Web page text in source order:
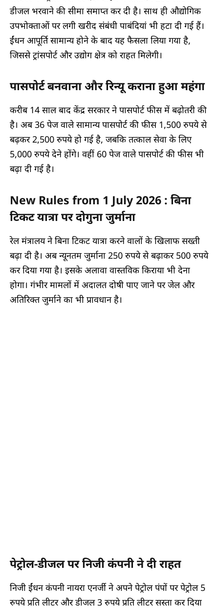
डीजल भरवाने की सीमा समाप्त कर दी है। साथ ही औद्योगिक
उपभोक्ताओं पर लगी खरीद संबंधी पाबंदियां भी हटा दी गई हैं।
ईंधन आपूर्ति सामान्य होने के बाद यह फैसला लिया गया है,
जिससे ट्रांसपोर्ट और उद्योग क्षेत्र को राहत मिलेगी।
पासपोर्ट बनवाना और रिन्यू कराना हुआ महंगा
करीब 14 साल बाद केंद्र सरकार ने पासपोर्ट फीस में बढ़ोतरी की
है। अब 36 पेज वाले सामान्य पासपोर्ट की फीस 1,500 रुपये से
बढ़कर 2,500 रुपये हो गई है, जबकि तत्काल सेवा के लिए
5,000 रुपये देने होंगे। वहीं 60 पेज वाले पासपोर्ट की फीस भी
बढ़ा दी गई है।
New Rules from 1 July 2026 : बिना
टिकट यात्रा पर दोगुना जुर्माना
रेल मंत्रालय ने बिना टिकट यात्रा करने वालों के खिलाफ सख्ती
बढ़ा दी है। अब न्यूनतम जुर्माना 250 रुपये से बढ़ाकर 500 रुपये
कर दिया गया है। इसके अलावा वास्तविक किराया भी देना
होगा। गंभीर मामलों में अदालत दोषी पाए जाने पर जेल और
अतिरिक्त जुर्माने का भी प्रावधान है।
पेट्रोल-डीजल पर निजी कंपनी ने दी राहत
निजी ईंधन कंपनी नायरा एनर्जी ने अपने पेट्रोल पंपों पर पेट्रोल 5
रुपये प्रति लीटर और डीजल 3 रुपये प्रति लीटर सस्ता कर दिया